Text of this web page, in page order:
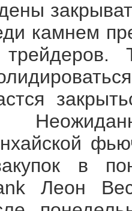
камнем
в
Леон